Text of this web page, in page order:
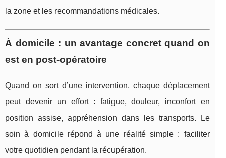
la zone et les recommandations médicales.
À domicile : un avantage concret quand on
est en post-opératoire
Quand on sort d’une intervention, chaque déplacement
peut devenir un effort : fatigue, douleur, inconfort en
position assise, appréhension dans les transports. Le
soin à domicile répond à une réalité simple : faciliter
votre quotidien pendant la récupération.